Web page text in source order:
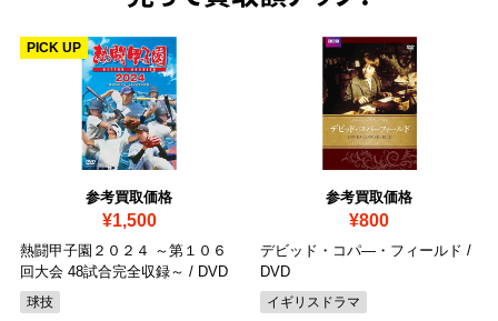
参考買取価格
¥1,500
PICK UP
熱闘甲子園２０２４ ～第１０６
回大会 48試合完全収録～ / DVD
球技
参考買取価格
¥800
デビッド・コパ―・フィールド /
DVD
イギリスドラマ